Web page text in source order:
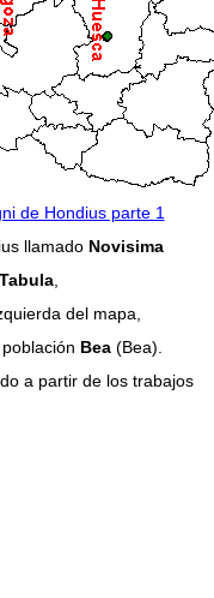
de Hondius parte 1
llamado Novisima
,
del mapa,
Bea(Bea).
a partir de los trabajos